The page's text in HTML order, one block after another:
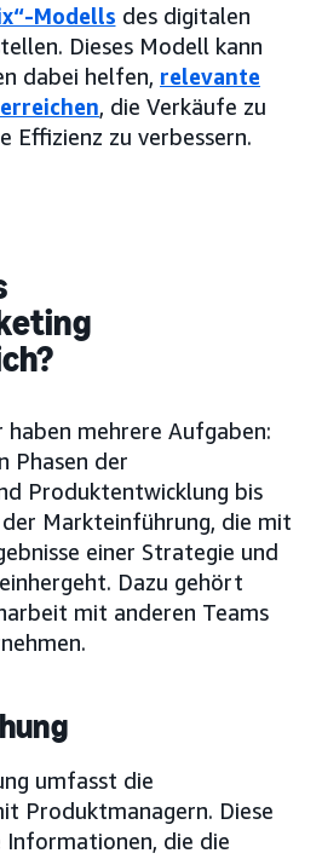
Modells des digitalen
Dieses Modell kann
dabei helfen, relevante
, die Verkäufe zu
Effizienz zu verbessern.
mehrere Aufgaben:
Phasen der
Produktentwicklung bis
Markteinführung, die mit
einer Strategie und
Dazu gehört
mit anderen Teams
umfasst die
Produktmanagern. Diese
Informationen, die die